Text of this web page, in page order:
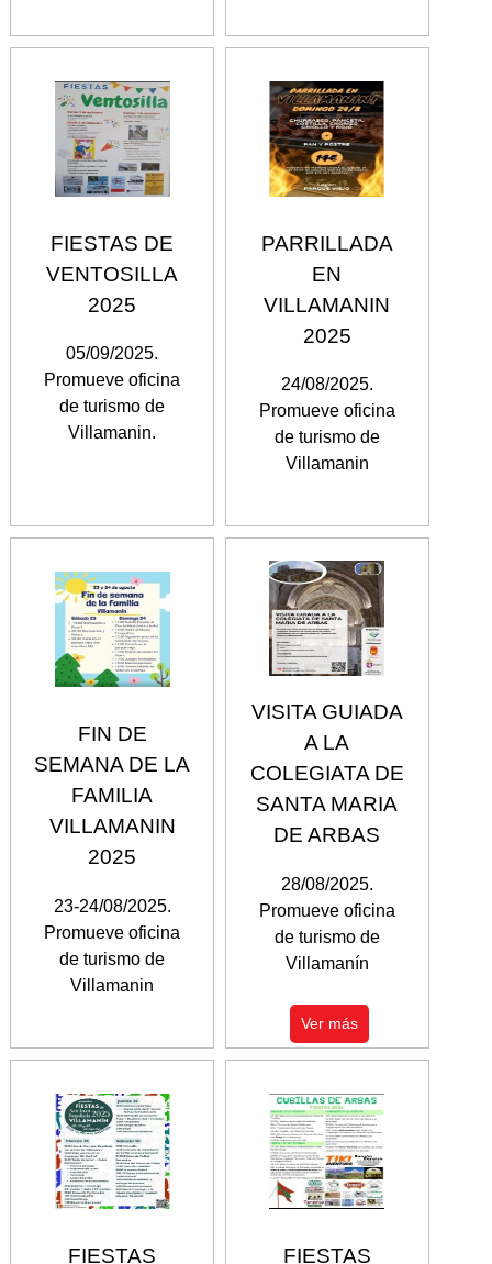
FIESTAS DE
VENTOSILLA
2025
05/09/2025.
Promueve oficina
de turismo de
Villamanin.
PARRILLADA
EN
VILLAMANIN
2025
24/08/2025.
Promueve oficina
de turismo de
Villamanin
FIN DE
SEMANA DE LA
FAMILIA
VILLAMANIN
2025
23-24/08/2025.
Promueve oficina
de turismo de
Villamanin
VISITA GUIADA
A LA
COLEGIATA DE
SANTA MARIA
DE ARBAS
28/08/2025.
Promueve oficina
de turismo de
Villamanín
Ver más
FIESTAS FIESTAS